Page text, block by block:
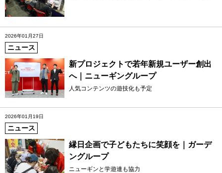
2026年01月27日
ニュース
新プロジェクトで若年新規ユーザー創出
へ｜ニューギングループ
人気コンテンツの遊技化も予定
2026年01月19日
ニュース
縁日企画で子どもたちに笑顔を｜ガーデ
ングループ
ニューギンと学遊連も協力